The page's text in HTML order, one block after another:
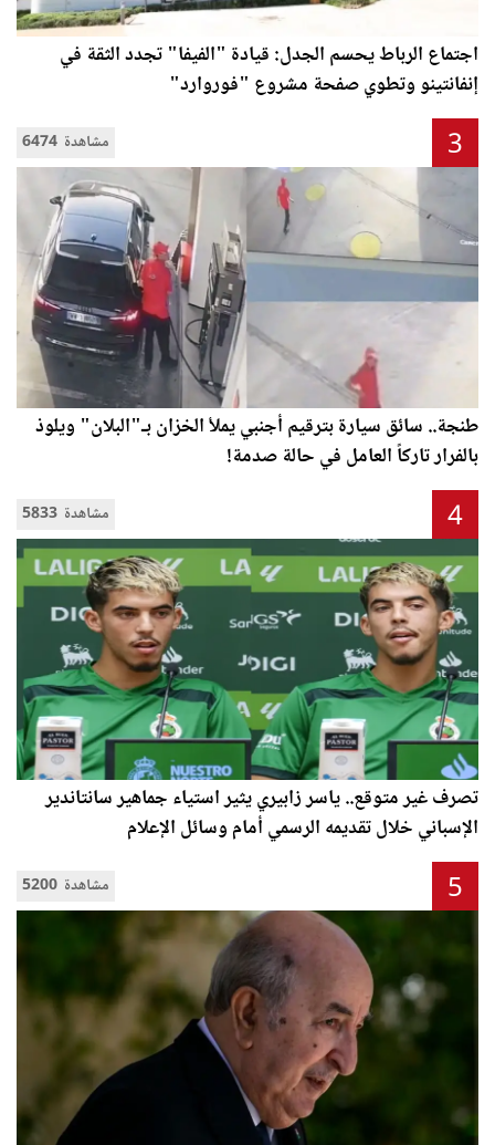
اجتماع الرباط يحسم الجدل: قيادة "الفيفا" تجدد الثقة في
إنفانتينو وتطوي صفحة مشروع "فوروارد"
6474 مشاهدة 3
طنجة.. سائق سيارة بترقيم أجنبي يملأ الخزان بـ"البلان" ويلوذ
بالفرار تاركاً العامل في حالة صدمة!
5833 مشاهدة 4
تصرف غير متوقع.. ياسر زابيري يثير استياء جماهير سانتاندير
الإسباني خلال تقديمه الرسمي أمام وسائل الإعلام
5200 مشاهدة 5